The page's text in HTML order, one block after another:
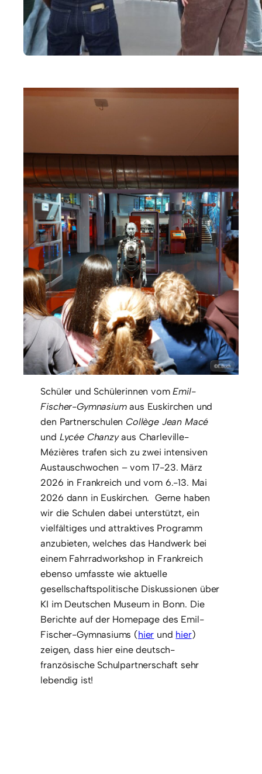
Schüler und Schülerinnen vomEmil-
Fischer-Gymnasiumaus Euskirchen und
den Partnerschulen Collège Jean Macé
und Lycée Chanzyaus Charleville-
Mézières trafen sich zu zwei intensiven
Austauschwochen – vom 17-23. März
2026 in Frankreich und vom 6.-13. Mai
2026 dann in Euskirchen. Gerne haben
wir die Schulen dabei unterstützt, ein
vielfältiges und attraktives Programm
anzubieten, welches das Handwerk bei
einem Fahrradworkshop in Frankreich
ebenso umfasste wie aktuelle
gesellschaftspolitische Diskussionen über
KI im Deutschen Museum in Bonn. Die
Berichte auf der Homepage des Emil-
Fischer-Gymnasiums (hier und hier)
zeigen, dass hier eine deutsch-
französische Schulpartnerschaft sehr
lebendig ist!